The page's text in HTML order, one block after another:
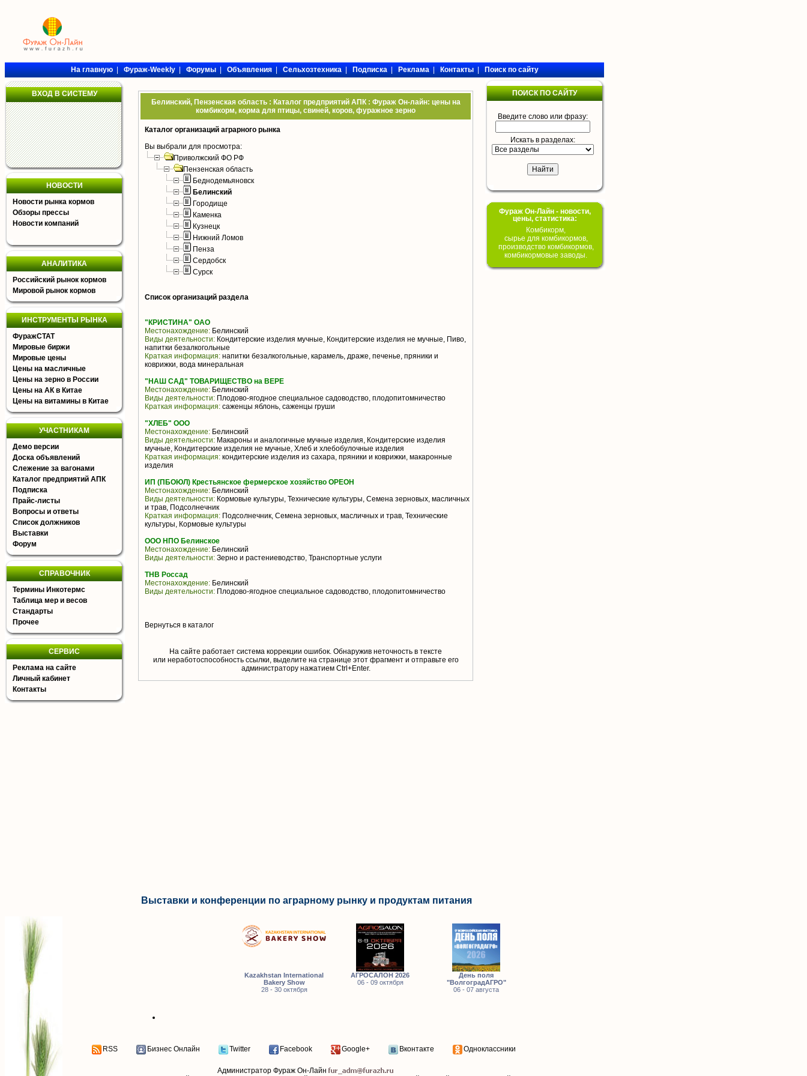
На главную|Фураж-Weekly|Форумы|Объявления|Сельхозтехника|Подписка|Реклама|Контакты|Поиск по сайту
ВХОД В СИСТЕМУ
НОВОСТИ
Новости рынка кормов
Обзоры прессы
Новости компаний
АНАЛИТИКА
Российский рынок кормов
Мировой рынок кормов
ИНСТРУМЕНТЫ РЫНКА
ФуражСТАТ
Мировые биржи
Мировые цены
Цены на масличные
Цены на зерно в России
Цены на АК в Китае
Цены на витамины в Китае
УЧАСТНИКАМ
Демо версии
Доска объявлений
Слежение за вагонами
Каталог предприятий АПК
Подписка
Прайс-листы
Вопросы и ответы
Список должников
Выставки
Форум
СПРАВОЧНИК
Термины Инкотермс
Таблица мер и весов
Стандарты
Прочее
СЕРВИС
Реклама на сайте
Личный кабинет
Контакты
Белинский, Пензенская область : Каталог предприятий АПК : Фураж Он-лайн: цены на
комбикорм, корма для птицы, свиней, коров, фуражное зерно
Каталог организаций аграрного рынка
Вы выбрали для просмотра:
Приволжский ФО РФ
Пензенская область
Беднодемьяновск
Белинский
Городище
Каменка
Кузнецк
Нижний Ломов
Пенза
Сердобск
Сурск
Список организаций раздела
"КРИСТИНА" ОАО
Местонахождение: Белинский
Виды деятельности: Кондитерские изделия мучные, Кондитерские изделия не мучные, Пиво,
напитки безалкогольные
Краткая информация: напитки безалкогольные, карамель, драже, печенье, пряники и
коврижки, вода минеральная
"НАШ САД" ТОВАРИЩЕСТВО на ВЕРЕ
Местонахождение: Белинский
Виды деятельности: Плодово-ягодное специальное садоводство, плодопитомничество
Краткая информация: саженцы яблонь, саженцы груши
"ХЛЕБ" ООО
Местонахождение: Белинский
Виды деятельности: Макароны и аналогичные мучные изделия, Кондитерские изделия
мучные, Кондитерские изделия не мучные, Хлеб и хлебобулочные изделия
Краткая информация: кондитерские изделия из сахара, пряники и коврижки, макаронные
изделия
ИП (ПБОЮЛ) Крестьянское фермерское хозяйство ОРЕОН
Местонахождение: Белинский
Виды деятельности: Кормовые культуры, Технические культуры, Семена зерновых, масличных
и трав, Подсолнечник
Краткая информация: Подсолнечник, Семена зерновых, масличных и трав, Технические
культуры, Кормовые культуры
ООО НПО Белинское
Местонахождение: Белинский
Виды деятельности: Зерно и растениеводство, Транспортные услуги
ТНВ Россад
Местонахождение: Белинский
Виды деятельности: Плодово-ягодное специальное садоводство, плодопитомничество
Вернуться в каталог
На сайте работает система коррекции ошибок. Обнаружив неточность в тексте
или неработоспособность ссылки, выделите на странице этот фрагмент и отправьте его
aдминистратору нажатием Ctrl+Enter.
ПОИСК ПО САЙТУ
Введите слово или фразу:
Искать в разделах:
Фураж Он-Лайн - новости,
цены, статистика:
Комбикорм,
сырье для комбикормов,
производство комбикормов,
комбикормовые заводы.
Выставки и конференции по аграрному рынку и продуктам питания
Kazakhstan International
Bakery Show
28 - 30 октября
АГРОСАЛОН 2026
06 - 09 октября
День поля
"ВолгоградАГРО"
06 - 07 августа
RSS Бизнес Онлайн Twitter Facebook Google+ Вконтакте Одноклассники
Администратор Фураж Он-Лайн